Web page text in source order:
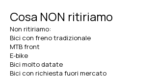
Cosa NON ritiriamo
Non ritiriamo:
Bici con freno tradizionale
MTB front
E-bike
Bici molto datate
Bici con richiesta fuori mercato